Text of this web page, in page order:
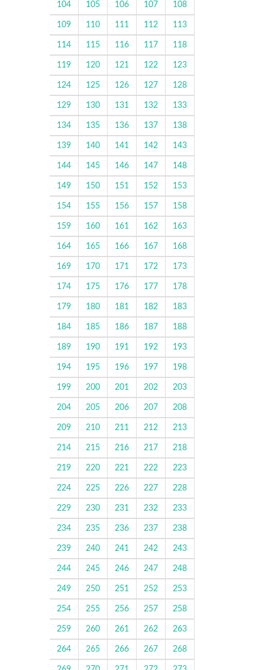
104 105 106 107 108
109 110 111 112 113
114 115 116 117 118
119 120 121 122 123
124 125 126 127 128
129 130 131 132 133
134 135 136 137 138
139 140 141 142 143
144 145 146 147 148
149 150 151 152 153
154 155 156 157 158
159 160 161 162 163
164 165 166 167 168
169 170 171 172 173
174 175 176 177 178
179 180 181 182 183
184 185 186 187 188
189 190 191 192 193
194 195 196 197 198
199 200 201 202 203
204 205 206 207 208
209 210 211 212 213
214 215 216 217 218
219 220 221 222 223
224 225 226 227 228
229 230 231 232 233
234 235 236 237 238
239 240 241 242 243
244 245 246 247 248
249 250 251 252 253
254 255 256 257 258
259 260 261 262 263
264 265 266 267 268